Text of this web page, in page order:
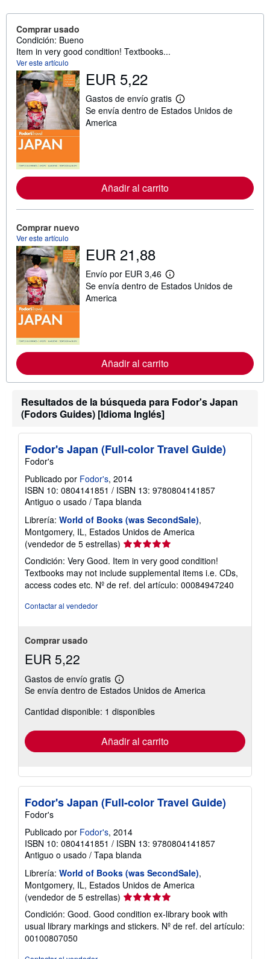
Comprar usado
Condición: Bueno
Item in very good condition! Textbooks...
Ver este artículo
EUR 5,22
Gastos de envío gratis
M
á
m
i
ó
a
e
e
v
Se envía dentro de Estados Unidos de
America
Añadir al carrito
Comprar nuevo
Ver este artículo
EUR 21,88
Envío por EUR 3,46
M
á
m
i
s
r
l
a
r
a
s
d
e
e
v
í
Se envía dentro de Estados Unidos de
America
Añadir al carrito
Resultados de la búsqueda para Fodor's Japan
(Fodors Guides) [Idioma Inglés]
Fodor's Japan (Full-color Travel Guide)
Fodor's
Publicado por Fodor's, 2014
ISBN 10: 0804141851 / ISBN 13: 9780804141857
Antiguo o usado / Tapa blanda
Librería: World of Books (was SecondSale),
Montgomery, IL, Estados Unidos de America
(vendedor de 5 estrellas) Calificación
del
vendedor:
5
de
Condición: Very Good. Item in very good condition!
Textbooks may not include supplemental items i.e. CDs,
access codes etc. Nº de ref. del artículo: 00084947240
Contactar al vendedor
Comprar usado
EUR 5,22
Gastos de envío gratis
Más
información
las
tarifas
envío
Se envía dentro de Estados Unidos de America
Cantidad disponible: 1 disponibles
Añadir al carrito
Fodor's Japan (Full-color Travel Guide)
Fodor's
Publicado por Fodor's, 2014
ISBN 10: 0804141851 / ISBN 13: 9780804141857
Antiguo o usado / Tapa blanda
Librería: World of Books (was SecondSale),
Montgomery, IL, Estados Unidos de America
(vendedor de 5 estrellas) Calificación
vendedor:
5
Condición: Good. Good condition ex-library book with
usual library markings and stickers. Nº de ref. del artículo:
00100807050